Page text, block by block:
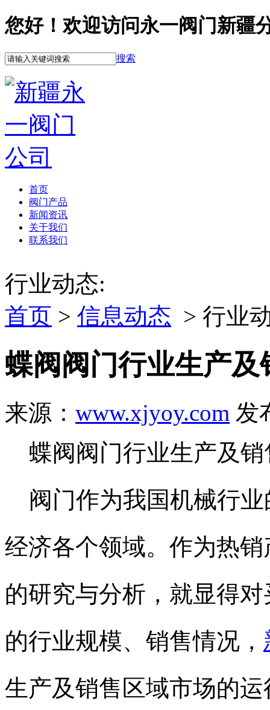
您好！欢迎访问永一阀门新疆
搜索
首页
阀门产品
新闻资讯
关于我们
联系我们
行业动态:
首页 > 信息动态 > 行业
蝶阀阀门行业生产
来源： www.xjyoy.com 发
蝶阀阀门行业生产及销
阀门作为我国机械行业
经济各个领域。作为热
的研究与分析，就显得
的行业规模、销售情况，
生产及销售区域市场的